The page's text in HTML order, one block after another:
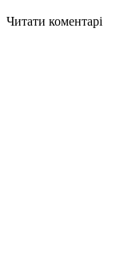
Читати коментарі